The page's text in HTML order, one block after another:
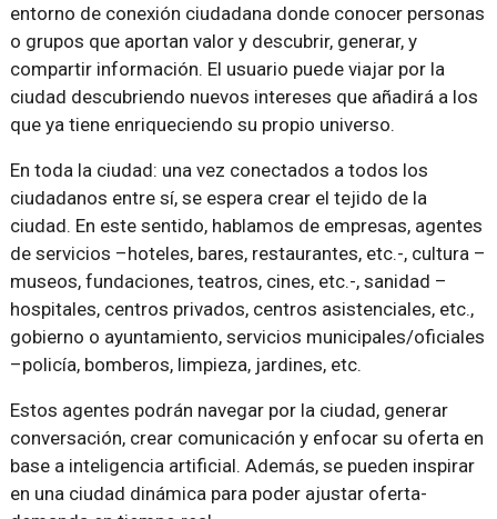
entorno de conexión ciudadana donde conocer personas
o grupos que aportan valor y descubrir, generar, y
compartir información. El usuario puede viajar por la
ciudad descubriendo nuevos intereses que añadirá a los
que ya tiene enriqueciendo su propio universo.
En toda la ciudad: una vez conectados a todos los
ciudadanos entre sí, se espera crear el tejido de la
ciudad. En este sentido, hablamos de empresas, agentes
de servicios –hoteles, bares, restaurantes, etc.-, cultura –
museos, fundaciones, teatros, cines, etc.-, sanidad –
hospitales, centros privados, centros asistenciales, etc.,
gobierno o ayuntamiento, servicios municipales/oficiales
–policía, bomberos, limpieza, jardines, etc.
Estos agentes podrán navegar por la ciudad, generar
conversación, crear comunicación y enfocar su oferta en
base a inteligencia artificial. Además, se pueden inspirar
en una ciudad dinámica para poder ajustar oferta-